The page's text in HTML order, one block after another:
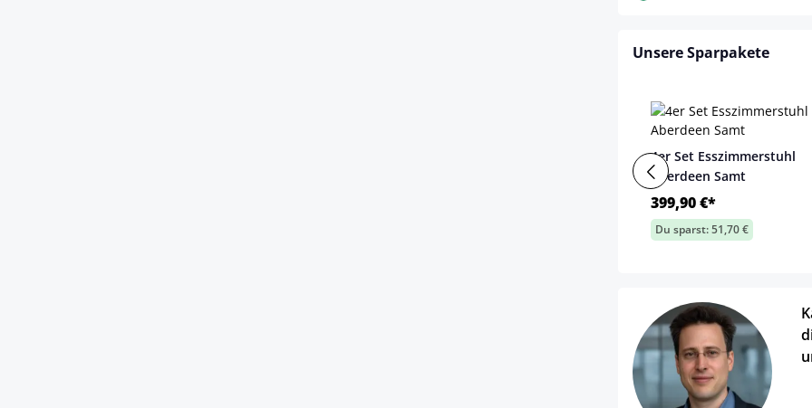
Unsere Sparpakete
4er Set Esszimmerstuhl
Aberdeen Samt
399,90 €*
Du sparst: 51,70 €